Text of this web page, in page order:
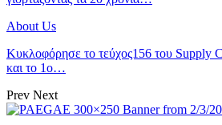
About Us
Κυκλοφόρησε το τεύχος156 του Supply
και το 1ο…
Prev Next